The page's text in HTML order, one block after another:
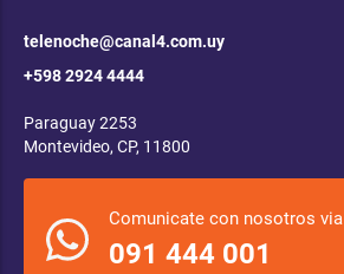
telenoche@canal4.com.uy
+598 2924 4444
Paraguay 2253
Montevideo, CP, 11800
Comunicate con nosotros via
091 444 001